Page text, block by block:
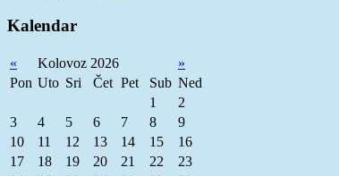
Kalendar
« Kolovoz 2026
»
Pon Uto Sri Čet Pet Sub Ned
1
2
3
4 5 6 7 8
9
10
11 12 13 14 15
16
17
18 19 20 21 22
23